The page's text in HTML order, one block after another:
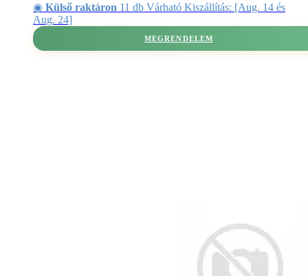
◉ Külső raktáron 11 db Várható Kiszállítás: [Aug. 14 és
Aug. 24]
MEGRENDELEM